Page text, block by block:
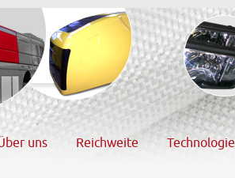
uns Reichweite Technologie